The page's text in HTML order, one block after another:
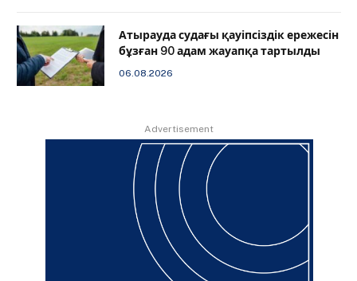
Атырауда судағы қауіпсіздік ережесін
бұзған 90 адам жауапқа тартылды
06.08.2026
Advertisement